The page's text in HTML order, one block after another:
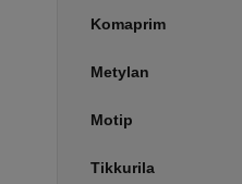
Komaprim
Metylan
Motip
Tikkurila